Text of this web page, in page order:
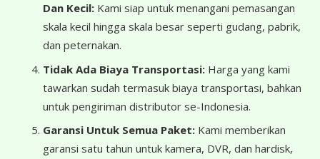
Dan Kecil: Kami siap untuk menangani pemasangan
skala kecil hingga skala besar seperti gudang, pabrik,
dan peternakan.
Tidak Ada Biaya Transportasi: Harga yang kami
tawarkan sudah termasuk biaya transportasi, bahkan
untuk pengiriman distributor se-Indonesia.
Garansi Untuk Semua Paket: Kami memberikan
garansi satu tahun untuk kamera, DVR, dan hardisk,